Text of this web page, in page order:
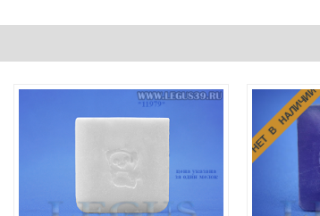
НЕТ В НАЛИЧИИ